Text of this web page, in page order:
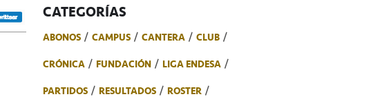
CATEGORÍAS
ABONOS CAMPUS CANTERA
CLUB
CRÓNICA
FUNDACIÓN
LIGA ENDESA
PARTIDOS
RESULTADOS
ROSTER